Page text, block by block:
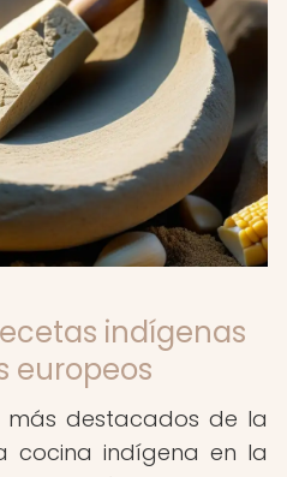
indígenas
europeos
más destacados de la
cocina indígena en la